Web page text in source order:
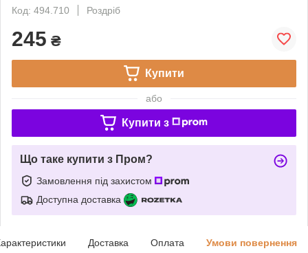
Код: 494.710
Роздріб
245 ₴
Купити
або
Купити з
Що таке купити з Пром?
Замовлення під захистом
Доступна доставка
Доставка Оплата Умови повернення